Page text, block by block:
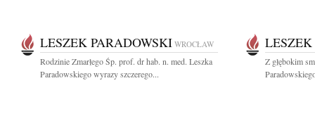
LESZEK PARADOWSKI WROCŁAW
Rodzinie Zmarłego Śp. prof. dr hab. n. med. Leszka
Paradowskiego wyrazy szczerego...
Z głębokim